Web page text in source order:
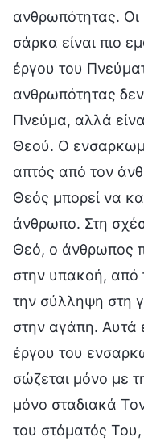
ανθρωπότητας. Οι
σάρκα είναι πιο
έργου του
ανθρωπότητας δεν
Πνεύμα, αλλά
Θεού. Ο
απτός από τον
Θεός μπορεί να
άνθρωπο. Στη
Θεό, ο άνθρωπος
στην υπακοή, από
την σύλληψη στη
στην αγάπη. Αυτά
έργου του
σώζεται μόνο με
μόνο σταδιακά
του στόματός